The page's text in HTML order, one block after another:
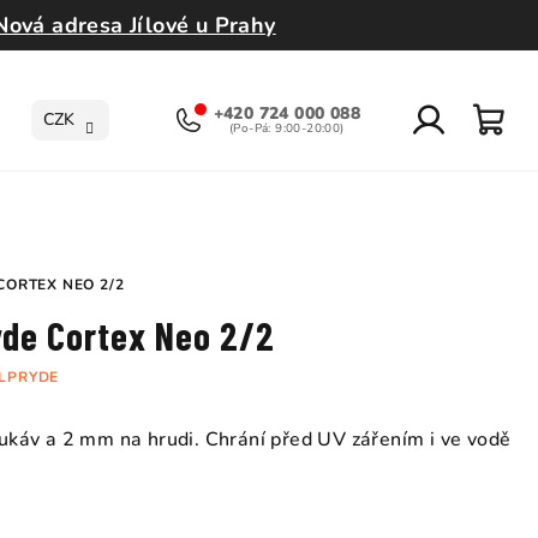
adresa Jílové u Prahy
CZK +420 724 000 088
NEO 2/2
Cortex Neo 2/2
a 2 mm na hrudi. Chrání před UV zářením i ve vodě